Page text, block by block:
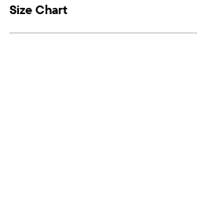
Size Chart